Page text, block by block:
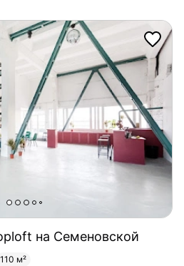
на Семеновской
110 м²